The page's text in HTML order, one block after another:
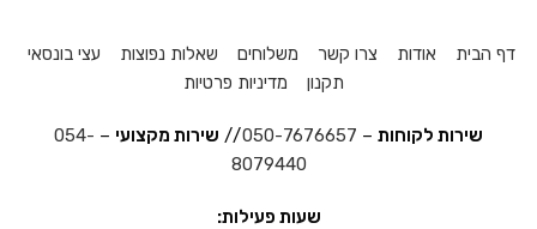
דף הבית אודות צרו קשר משלוחים שאלות נפוצות
עצי בונסאי
תקנון
מדיניות פרטיות
שירות לקוחות –
050-7676657
// שירות מקצועי –
054-
8079440
שעות פעילות: